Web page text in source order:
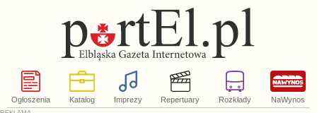
Ogłoszenia Katalog Imprezy Repertuary Rozkłady NaWynos